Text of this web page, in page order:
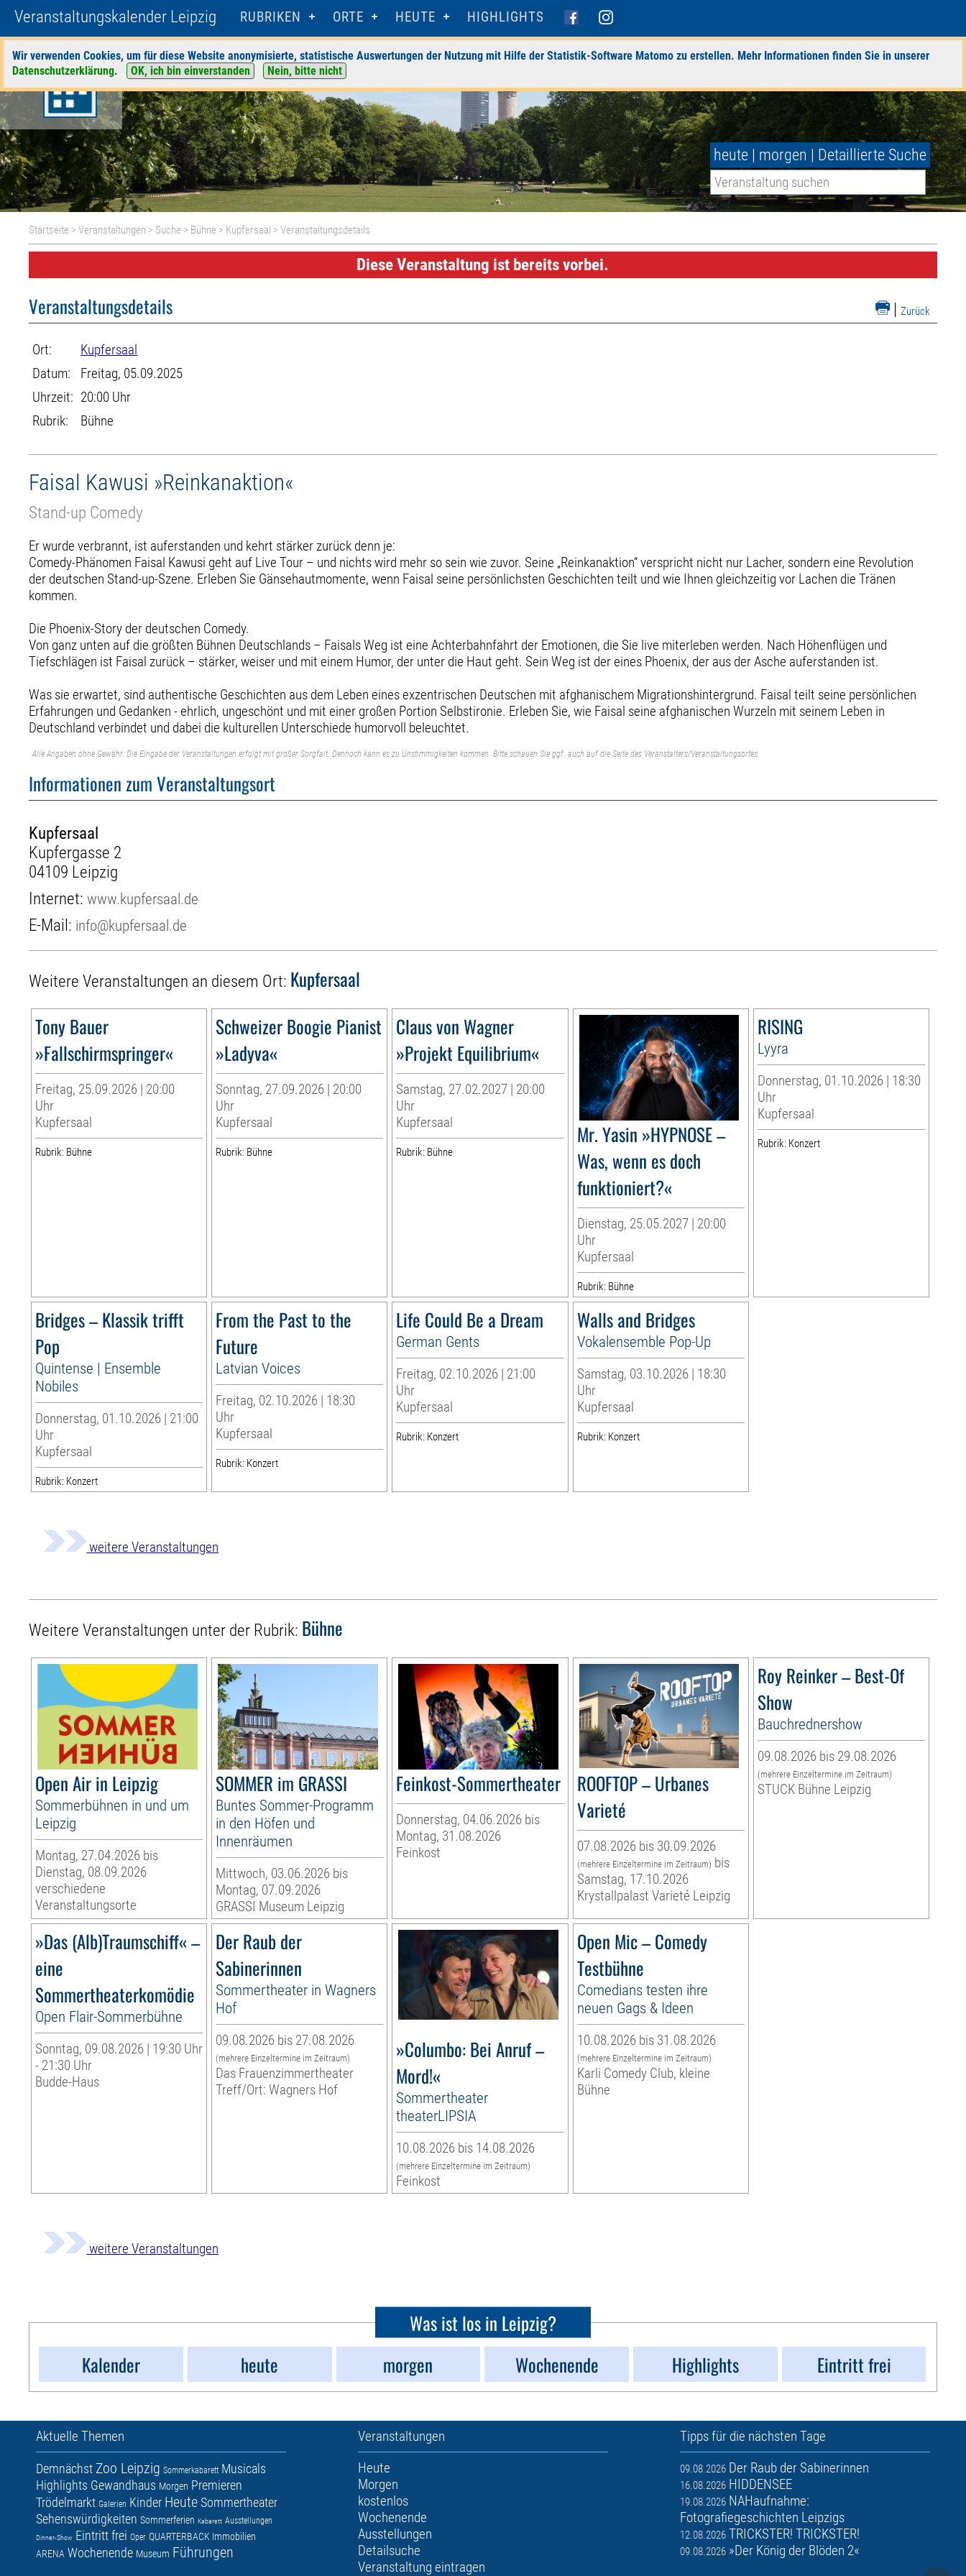
Veranstaltungskalender Leipzig RUBRIKEN ORTE HEUTE HIGHLIGHTS
Wir verwenden Cookies, um für diese Website anonymisierte, statistische Auswertungen der Nutzung mit Hilfe der Statistik-Software Matomo zu erstellen. Mehr Informationen finden Sie in unserer
Datenschutzerklärung. OK, ich bin einverstanden Nein, bitte nicht
heute | morgen | Detaillierte Suche
Startseite >Veranstaltungen > Suche > Bühne > Kupfersaal > Veranstaltungsdetails
Diese Veranstaltung ist bereits vorbei.
| Zurück
Veranstaltungsdetails
Ort:
Kupfersaal
Datum:
Freitag, 05.09.2025
Uhrzeit: 20:00 Uhr
Rubrik:
Bühne
Faisal Kawusi »Reinkanaktion«
Stand-up Comedy
Er wurde verbrannt, ist auferstanden und kehrt stärker zurück denn je:
Comedy-Phänomen Faisal Kawusi geht auf Live Tour – und nichts wird mehr so sein wie zuvor. Seine „Reinkanaktion“ verspricht nicht nur Lacher, sondern eine Revolution
der deutschen Stand-up-Szene. Erleben Sie Gänsehautmomente, wenn Faisal seine persönlichsten Geschichten teilt und wie Ihnen gleichzeitig vor Lachen die Tränen
kommen.
Die Phoenix-Story der deutschen Comedy.
Von ganz unten auf die größten Bühnen Deutschlands – Faisals Weg ist eine Achterbahnfahrt der Emotionen, die Sie live miterleben werden. Nach Höhenflügen und
Tiefschlägen ist Faisal zurück – stärker, weiser und mit einem Humor, der unter die Haut geht. Sein Weg ist der eines Phoenix, der aus der Asche auferstanden ist.
Was sie erwartet, sind authentische Geschichten aus dem Leben eines exzentrischen Deutschen mit afghanischem Migrationshintergrund. Faisal teilt seine persönlichen
Erfahrungen und Gedanken - ehrlich, ungeschönt und mit einer großen Portion Selbstironie. Erleben Sie, wie Faisal seine afghanischen Wurzeln mit seinem Leben in
Deutschland verbindet und dabei die kulturellen Unterschiede humorvoll beleuchtet.
Alle Angaben ohne Gewähr. Die Eingabe der Veranstaltungen erfolgt mit großer Sorgfalt. Dennoch kann es zu Unstimmigkeiten kommen. Bitte schauen Sie ggf. auch auf die Seite des Veranstalters/Veranstaltungsortes.
Informationen zum Veranstaltungsort
Kupfersaal
Kupfergasse 2
04109 Leipzig
Internet:www.kupfersaal.de
E-Mail: info@kupfersaal.de
Weitere Veranstaltungen an diesem Ort: Kupfersaal
Tony Bauer
»Fallschirmspringer«
Freitag, 25.09.2026 | 20:00
Uhr
Kupfersaal
Rubrik: Bühne
Schweizer Boogie Pianist
»Ladyva«
Sonntag, 27.09.2026 | 20:00
Uhr
Kupfersaal
Rubrik: Bühne
Claus von Wagner
»Projekt Equilibrium«
Samstag, 27.02.2027 | 20:00
Uhr
Kupfersaal
Rubrik: Bühne
Mr. Yasin »HYPNOSE –
Was, wenn es doch
funktioniert?«
Dienstag, 25.05.2027 | 20:00
Uhr
Kupfersaal
Rubrik: Bühne
RISING
Lyyra
Donnerstag, 01.10.2026 | 18:30
Uhr
Kupfersaal
Rubrik: Konzert
Bridges – Klassik trifft
Pop
Quintense | Ensemble
Nobiles
Donnerstag, 01.10.2026 | 21:00
Uhr
Kupfersaal
Rubrik: Konzert
From the Past to the
Future
Latvian Voices
Freitag, 02.10.2026 | 18:30
Uhr
Kupfersaal
Rubrik: Konzert
Life Could Be a Dream
German Gents
Freitag, 02.10.2026 | 21:00
Uhr
Kupfersaal
Rubrik: Konzert
Walls and Bridges
Vokalensemble Pop-Up
Samstag, 03.10.2026 | 18:30
Uhr
Kupfersaal
Rubrik: Konzert
weitere Veranstaltungen
Weitere Veranstaltungen unter der Rubrik: Bühne
Open Air in Leipzig
Sommerbühnen in und um
Leipzig
Montag, 27.04.2026 bis
Dienstag, 08.09.2026
verschiedene
Veranstaltungsorte
SOMMER im GRASSI
Buntes Sommer-Programm
in den Höfen und
Innenräumen
Mittwoch, 03.06.2026 bis
Montag, 07.09.2026
GRASSI Museum Leipzig
Feinkost-Sommertheater
Donnerstag, 04.06.2026 bis
Montag, 31.08.2026
Feinkost
ROOFTOP – Urbanes
Varieté
07.08.2026 bis 30.09.2026
(mehrere Einzeltermine im Zeitraum) bis
Samstag, 17.10.2026
Krystallpalast Varieté Leipzig
Roy Reinker – Best-Of
Show
Bauchrednershow
09.08.2026 bis 29.08.2026
(mehrere Einzeltermine im Zeitraum)
STUCK Bühne Leipzig
»Das (Alb)Traumschiff« –
eine
Sommertheaterkomödie
Open Flair-Sommerbühne
Sonntag, 09.08.2026 | 19:30 Uhr
- 21:30 Uhr
Budde-Haus
Der Raub der
Sabinerinnen
Sommertheater in Wagners
Hof
09.08.2026 bis 27.08.2026
(mehrere Einzeltermine im Zeitraum)
Das Frauenzimmertheater
Treff/Ort: Wagners Hof
»Columbo: Bei Anruf –
Mord!«
Sommertheater
theaterLIPSIA
10.08.2026 bis 14.08.2026
(mehrere Einzeltermine im Zeitraum)
Feinkost
Open Mic – Comedy
Testbühne
Comedians testen ihre
neuen Gags & Ideen
10.08.2026 bis 31.08.2026
(mehrere Einzeltermine im Zeitraum)
Karli Comedy Club, kleine
Bühne
weitere Veranstaltungen
Was ist los in Leipzig?
Kalender
heute morgen Wochenende Highlights Eintritt frei
Aktuelle Themen
Demnächst Zoo Leipzig Sommerkabarett Musicals
Highlights Gewandhaus Morgen Premieren
Trödelmarkt Galerien Kinder HeuteSommertheater
Sehenswürdigkeiten Sommerferien Kabarett Ausstellungen
Dinner-Show Eintritt frei Oper QUARTERBACK Immobilien
ARENA Wochenende Museum Führungen
Veranstaltungen
Heute
Morgen
kostenlos
Wochenende
Ausstellungen
Detailsuche
Veranstaltung eintragen
Tipps für die nächsten Tage
09.08.2026 Der Raub der Sabinerinnen
16.08.2026 HIDDENSEE
19.08.2026 NAHaufnahme:
Fotografiegeschichten Leipzigs
12.08.2026 TRICKSTER! TRICKSTER!
09.08.2026 »Der König der Blöden 2«